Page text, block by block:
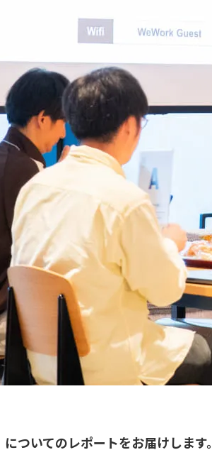
ついてのレポートをお届けします。